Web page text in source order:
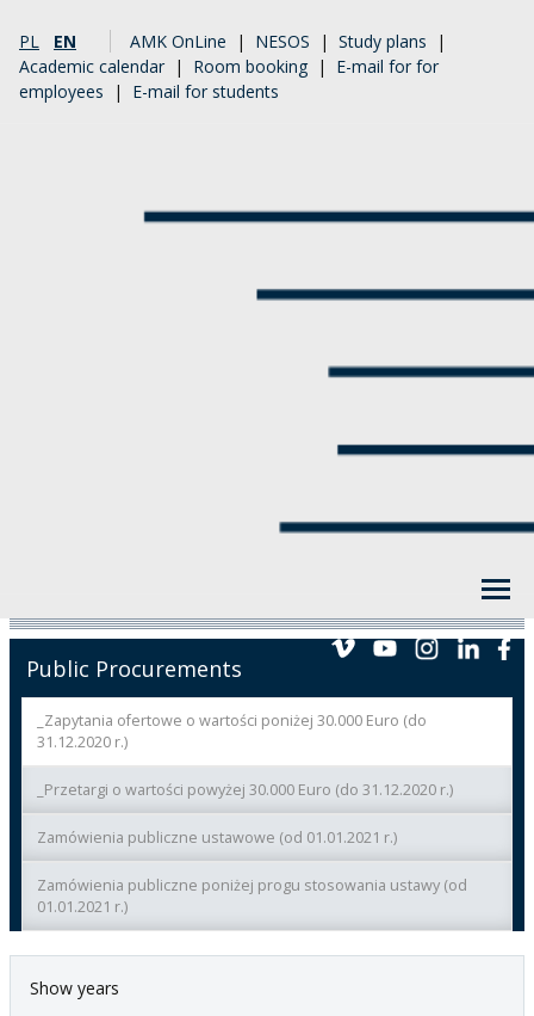
PL EN AMK OnLine | NESOS | Study plans |
Academic calendar | Room booking | E-mail for for
employees | E-mail for students
Public Procurements
_Zapytania ofertowe o wartości poniżej 30.000 Euro (do
31.12.2020 r.)
_Przetargi o wartości powyżej 30.000 Euro (do 31.12.2020 r.)
Zamówienia publiczne ustawowe (od 01.01.2021 r.)
Zamówienia publiczne poniżej progu stosowania ustawy (od
01.01.2021 r.)
Show years